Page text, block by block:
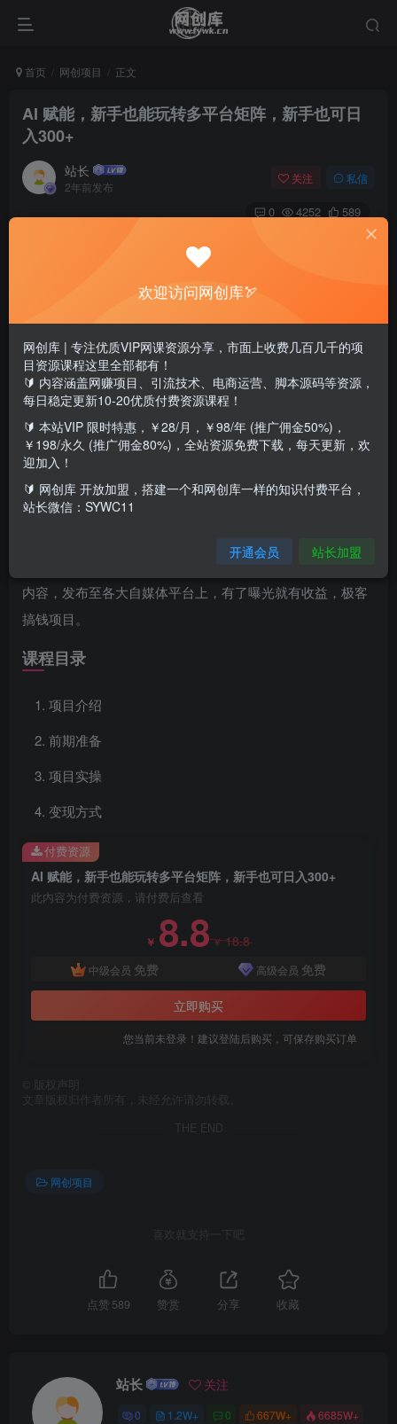
首页 网创项目 正文
AI 赋能，新手也能玩转多平台矩阵，新手也可日
入300+
站长
2年前发布
关注 私信
0 4252 589
项目介绍
利用现在全新的AI一键成片工具，只需要1套免费的AI成片工
具，然后把优质爆文进行二次创作就可以生成全新的原创视
频后期一旦有视频爆了，就会有收益，像今日头条每1万阅读
内容，发布至各大自媒体平台上，有了曝光就有收益，极客
搞钱项目。
课程目录
项目介绍
前期准备
项目实操
变现方式
AI 赋能，新手也能玩转多平台矩阵，新手也可日入300+
此内容为付费资源，请付费后查看
￥ 8.8￥18.8
中级会员 免费 高级会员 免费
立即购买
您当前未登录！建议登陆后购买，可保存购买订单
付费资源
版权声明
文章版权归作者所有，未经允许请勿转载。
THE END
网创项目
喜欢就支持一下吧
点赞 589 赞赏 分享 收藏
站长 关注
0 1.2W+ 0 667W+ 6685W+
欢迎访问网创库🏹
网创库 | 专注优质VIP网课资源分享，市面上收费几百几千的项
目资源课程这里全部都有！
🔰 内容涵盖网赚项目、引流技术、电商运营、脚本源码等资源，
每日稳定更新10-20优质付费资源课程！
🔰 本站VIP 限时特惠，￥28/月，￥98/年 (推广佣金50%)，
￥198/永久 (推广佣金80%)，全站资源免费下载，每天更新，欢
迎加入！
🔰 网创库 开放加盟，搭建一个和网创库一样的知识付费平台，
站长微信：SYWC11
开通会员 站长加盟